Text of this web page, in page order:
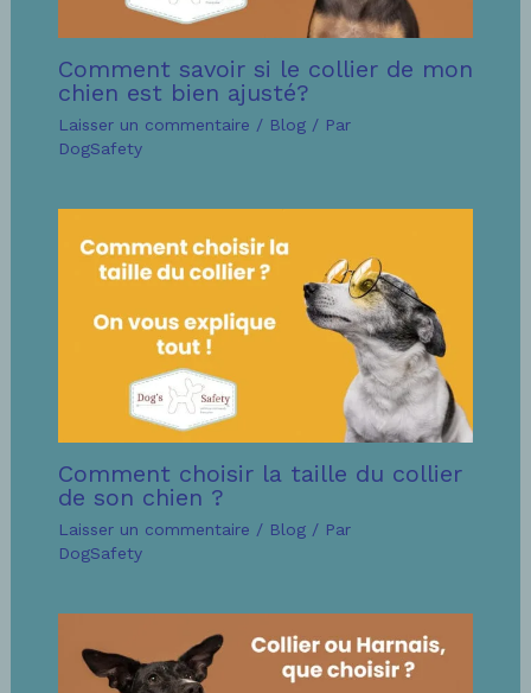
Comment savoir si le collier de mon
chien est bien ajusté?
Laisser un commentaire / Blog/ Par
DogSafety
Comment choisir la taille du collier
de son chien ?
Laisser un commentaire / Blog/ Par
DogSafety